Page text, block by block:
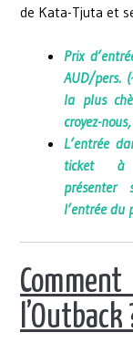
de Kata-Tjuta et
Prix
AUD/pers.
la plus
croyez-
L’entrée
ticket à
présenter
l’entrée du
l’Outback